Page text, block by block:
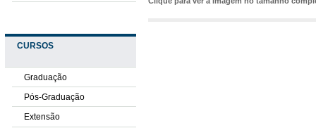
CURSOS
Graduação
Pós-Graduação
Extensão